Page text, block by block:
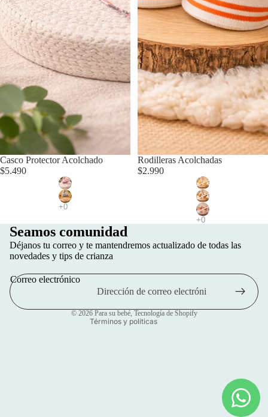
Casco Protector Acolchado
$5.490
Agotado
Rodilleras Acolchadas
$2.990
Seamos comunidad
Déjanos tu correo y te mantendremos actualizado de todas las
novedades y tips de crianza
Correo electrónico
© 2026 Para su bebé, Tecnología de Shopify
Términos y políticas
Política de privacidad
Política de reembolso
Términos del servicio